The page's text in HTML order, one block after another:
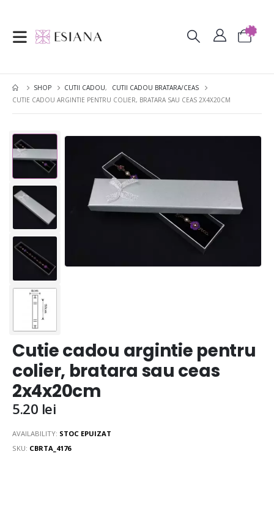
SHOP CUTII CADOU,
CUTII CADOU BRATARA/CEAS
CUTIE CADOU ARGINTIE PENTRU COLIER, BRATARA SAU CEAS 2X4X20CM
Cutie cadou argintie pentru
colier, bratara sau ceas
2x4x20cm
5.20 lei
AVAILABILITY: STOC EPUIZAT
SKU: CBRTA_4176